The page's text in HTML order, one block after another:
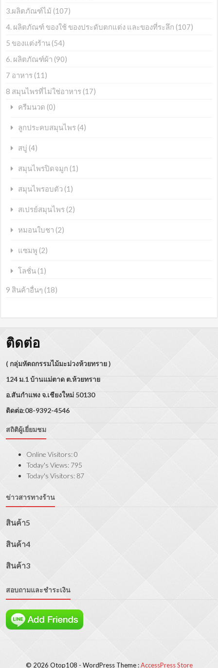
3.ผลิตภัณฑ์ไม้ (107)
4. ผลิตภัณฑ์ ของใช้ ของประดับตกแต่ง และของที่ระลึก (107)
5 ของแต่งร้าน (54)
6. ผลิตภัณฑ์ผ้า (90)
7 อาหาร (11)
8 สมุนไพรที่ไม่ใช่อาหาร (17)
ครีมนวด (0)
ลูกประคบสมุนไพร (4)
สบู่ (4)
สมุนไพรปิดจมูก (1)
สมุนไพรอบตัว (1)
สเปรย์สมุนไพร (2)
หมอนใบชา (2)
แซมพู (2)
โลชั่น (1)
9 สินค้าอื่นๆ (18)
ติดต่อ
( กลุ่มหัตถกรรมไม้มะม่วงห้วยทราย )
124 ม.1 บ้านแม่ตาด ต.ห้วยทราย
อ.สันกำแพง จ.เชียงใหม่ 50130
ติดต่อ:08-9392-4546
สถิติผู้เยี่ยมชม
Online Visitors:0
Today's Views: 795
Today's Visitors: 87
ข่าวสารทางร้าน
สินค้า5
สินค้า4
สินค้า3
สอบถามและชำระเงิน
© 2026 Otop108 - WordPress Theme :AccessPress Store